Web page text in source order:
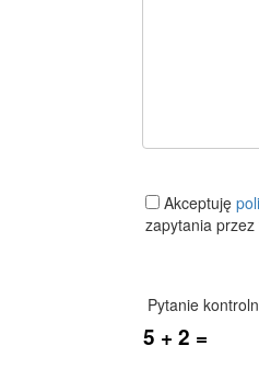
Akceptuję
zapytania
Pytanie
5 + 2 =